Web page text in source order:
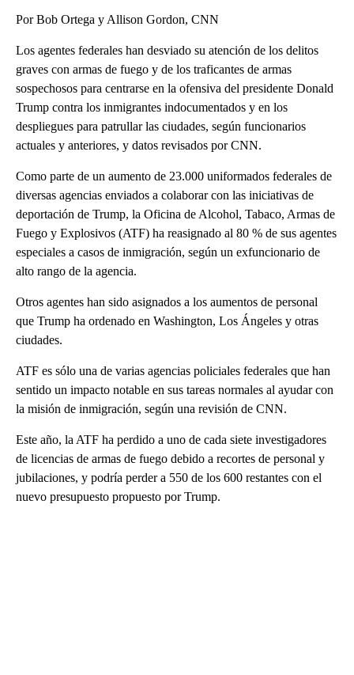
Por Bob Ortega y Allison Gordon, CNN
Los agentes federales han desviado su atención de los delitos
graves con armas de fuego y de los traficantes de armas
sospechosos para centrarse en la ofensiva del presidente Donald
Trump contra los inmigrantes indocumentados y en los
despliegues para patrullar las ciudades, según funcionarios
actuales y anteriores, y datos revisados ​​por CNN.
Como parte de un aumento de 23.000 uniformados federales de
diversas agencias enviados a colaborar con las iniciativas de
deportación de Trump, la Oficina de Alcohol, Tabaco, Armas de
Fuego y Explosivos (ATF) ha reasignado al 80 % de sus agentes
especiales a casos de inmigración, según un exfuncionario de
alto rango de la agencia.
Otros agentes han sido asignados a los aumentos de personal
que Trump ha ordenado en Washington, Los Ángeles y otras
ciudades.
ATF es sólo una de varias agencias policiales federales que han
sentido un impacto notable en sus tareas normales al ayudar con
la misión de inmigración, según una revisión de CNN.
Este año, la ATF ha perdido a uno de cada siete investigadores
de licencias de armas de fuego debido a recortes de personal y
jubilaciones, y podría perder a 550 de los 600 restantes con el
nuevo presupuesto propuesto por Trump.